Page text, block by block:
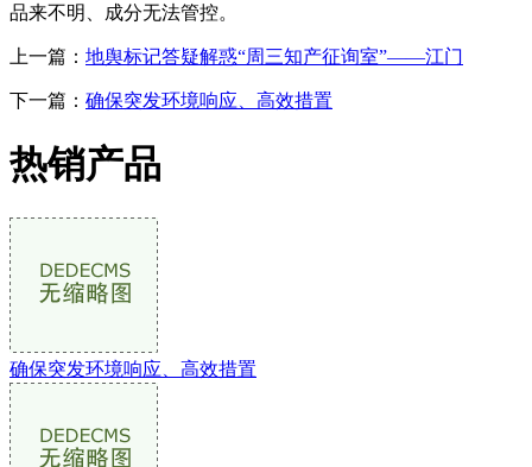
品来不明、成分无法管控。
上一篇： 地舆标记答疑解惑“周三知产征询室”——江门
下一篇： 确保突发环境响应、高效措置
热销产品
确保突发环境响应、高效措置